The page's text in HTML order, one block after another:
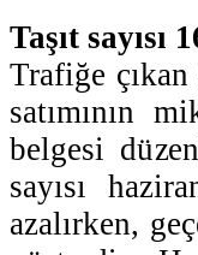
Taşıt sayısı
Trafiğe
satımının
belgesi
sayısı
azalırken,